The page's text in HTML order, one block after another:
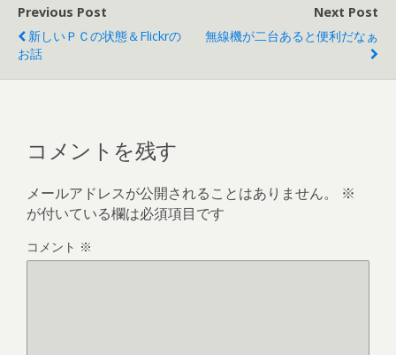
Previous Post
新しいＰＣの状態＆Flickrの
お話
Next Post
無線機が二台あると便利だなぁ
コメントを残す
メールアドレスが公開されることはありません。
※
が付いている欄は必須項目です
コメント ※